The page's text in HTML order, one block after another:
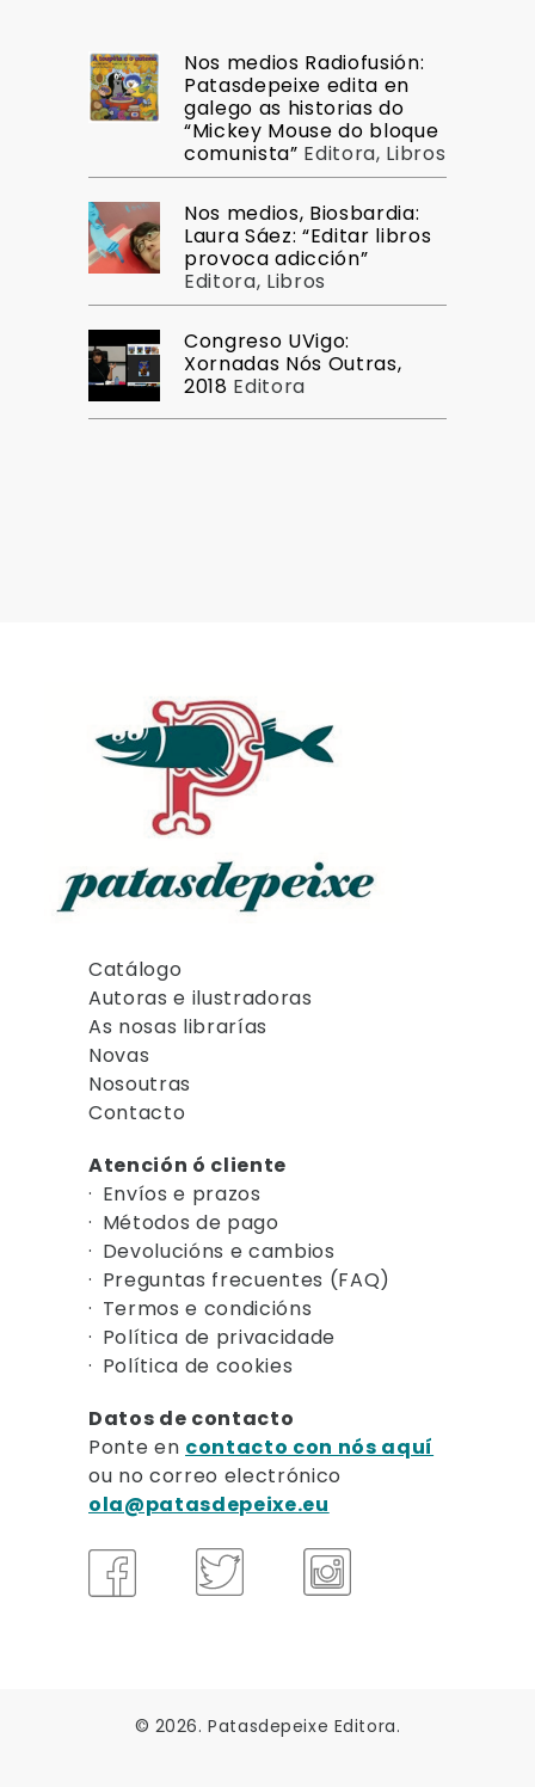
Nos medios Radiofusión:
Patasdepeixe edita en
galego as historias do
“Mickey Mouse do bloque
comunista” Editora, Libros
Nos medios, Biosbardia:
Laura Sáez: “Editar libros
provoca adicción”
Editora, Libros
Congreso UVigo:
Xornadas Nós Outras,
2018 Editora
Catálogo
Autoras e ilustradoras
As nosas librarías
Novas
Nosoutras
Contacto
Atención ó cliente
Envíos e prazos
Métodos de pago
Devolucións e cambios
Preguntas frecuentes (FAQ)
Termos e condicións
Política de privacidade
Política de cookies
Datos de contacto
Ponte en contacto con nós aquí
ou no correo electrónico
ola@patasdepeixe.eu
© 2026. Patasdepeixe Editora.